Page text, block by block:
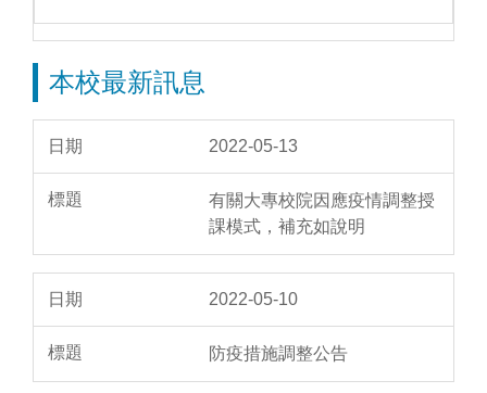
本校最新訊息
2022-05-13
有關大專校院因應疫情調整授
課模式，補充如說明
2022-05-10
防疫措施調整公告